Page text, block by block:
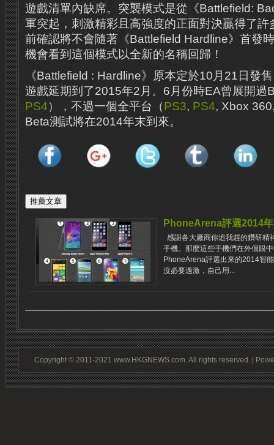
遊戲清單內缺席。突襲模式是從《Battlefield:
軍突起，刺激精彩且高強度的正面對決贏得了許
前確認將不會隨著《Battlefield Hardline》首發
機會看到這個模式以全新的名稱回歸！
《Battlefield : Hardline》原本定於10月21日發
遊戲延期到了2015年2月。6月份時EA曾展開過
PS4），不過一個全平台（PS3, PS4, Xbox
Beta測試將在2014年末到來。
PhoneArena評選2014
感謝各大廠商你追我趕的鑽研精
手機。那麼這些手機們在外個眼
PhoneArena評選出來的2014智
沒必要過激，自己用...
Copyright © 2011-2021 www.HKGNEWS.com. All rights reserved. |